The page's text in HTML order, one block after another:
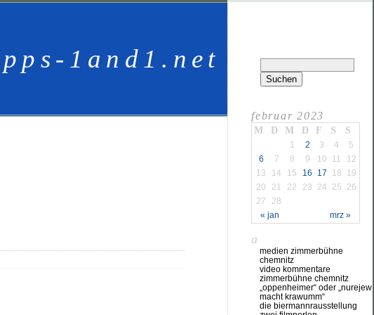
1and1.net
februar 2023
M D M D F S S
« jan mrz »
1 2 3 4
5
6
7 8 9 10 11
12
13
14 15 16 17 18
19
20
21 22 23 24 25
26
27
28
a
medien zimmerbühne
chemnitz
video kommentare
zimmerbühne chemnitz
„oppenheimer“ oder „nurejew
macht krawumm“
die biermannrausstellung